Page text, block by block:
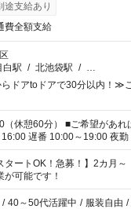
途支給あり
費全額支給
白駅 / 北池袋駅 / …
ドアtoドアで30分以内！≫
希望があれば下記シフトもOK！
遅番 10:00～19:00 夜勤
せたい」 「余裕を持って夕
残業はしたくない」 など、ご
のお仕事の勤務時間。 合計
ません。
タートOK！急募！】2カ月
が可能です！
/ 40～50代活躍中 / 服装自由 /